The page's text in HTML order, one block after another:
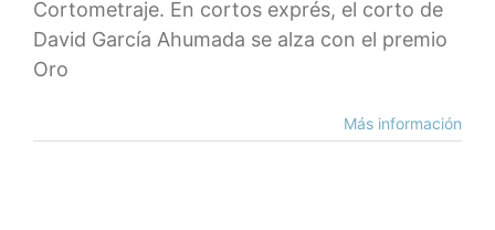
Cortometraje. En cortos exprés, el corto de
David García Ahumada se alza con el premio
Oro
Más información